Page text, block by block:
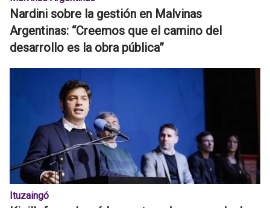
Nardini sobre la gestión en Malvinas
Argentinas: “Creemos que el camino del
desarrollo es la obra pública”
Ituzaingó